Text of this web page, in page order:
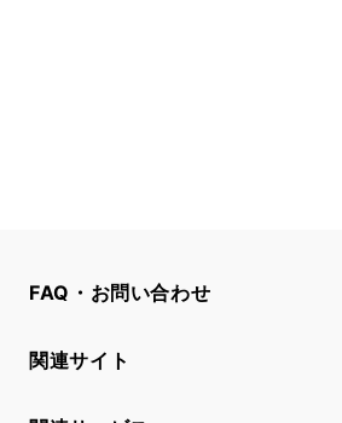
FAQ・お問い合わせ
関連サイト